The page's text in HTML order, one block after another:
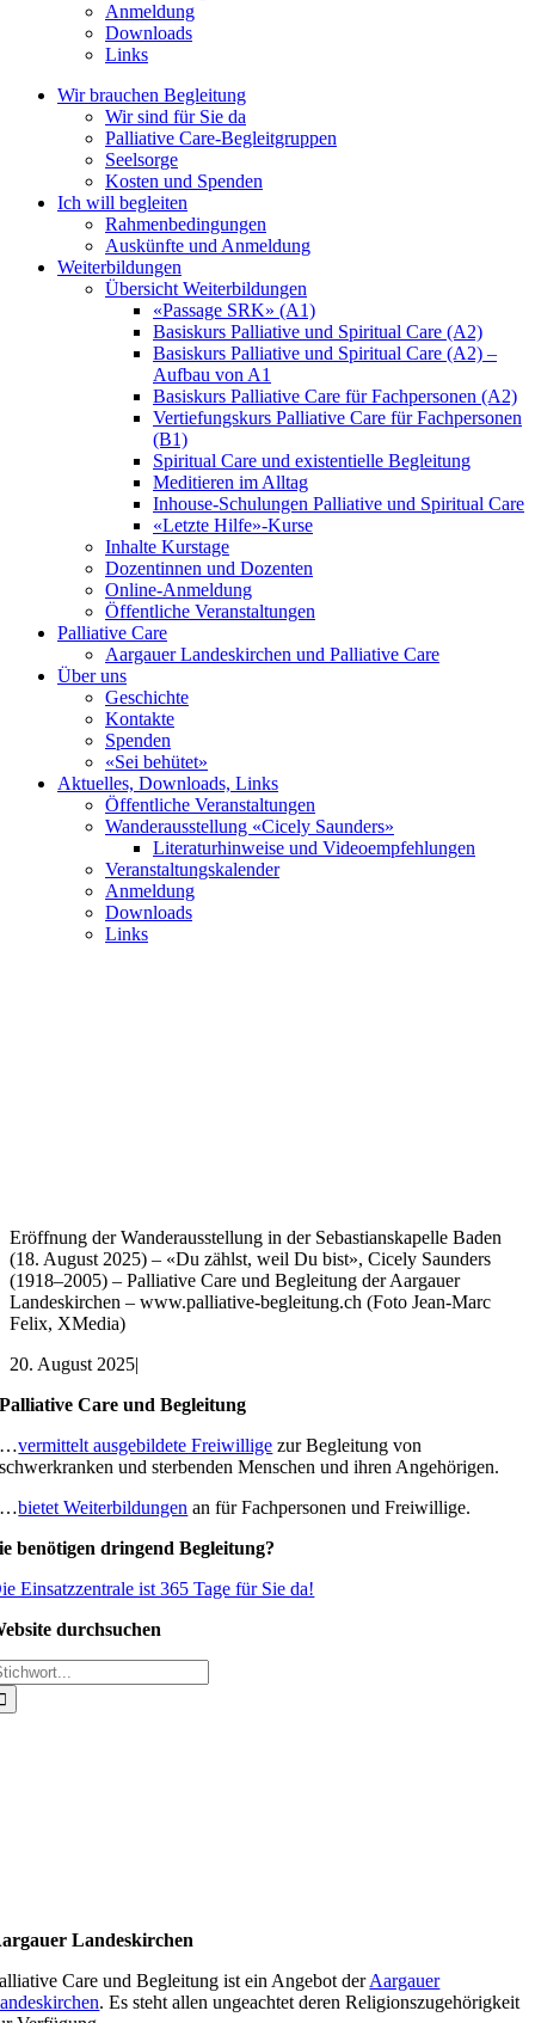
Anmeldung
Downloads
Links
Wir brauchen Begleitung
Wir sind für Sie da
Palliative Care-Begleitgruppen
Seelsorge
Kosten und Spenden
Ich will begleiten
Rahmenbedingungen
Auskünfte und Anmeldung
Weiterbildungen
Übersicht Weiterbildungen
«Passage SRK» (A1)
Basiskurs Palliative und Spiritual Care (A2)
Basiskurs Palliative und Spiritual Care (A2) –
Aufbau von A1
Basiskurs Palliative Care für Fachpersonen (A2)
Vertiefungskurs Palliative Care für Fachpersonen
(B1)
Spiritual Care und existentielle Begleitung
Meditieren im Alltag
Inhouse-Schulungen Palliative und Spiritual Care
«Letzte Hilfe»-Kurse
Inhalte Kurstage
Dozentinnen und Dozenten
Online-Anmeldung
Öffentliche Veranstaltungen
Palliative Care
Aargauer Landeskirchen und Palliative Care
Über uns
Geschichte
Kontakte
Spenden
«Sei behütet»
Aktuelles, Downloads, Links
Öffentliche Veranstaltungen
Wanderausstellung «Cicely Saunders»
Literaturhinweise und Videoempfehlungen
Veranstaltungskalender
Anmeldung
Downloads
Links
Eröffnung der Wanderausstellung in der Sebastianskapelle Baden
(18. August 2025) – «Du zählst, weil Du bist», Cicely Saunders
(1918–2005) – Palliative Care und Begleitung der Aargauer
Landeskirchen – www.palliative-begleitung.ch (Foto Jean-Marc
Felix, XMedia)
20. August 2025|
Palliative Care und Begleitung
…vermittelt ausgebildete Freiwillige zur Begleitung von
schwerkranken und sterbenden Menschen und ihren Angehörigen.
…bietet Weiterbildungen an für Fachpersonen und Freiwillige.
benötigen dringend Begleitung?
Einsatzzentrale ist 365 Tage für Sie da!
durchsuchen
Landeskirchen
Care und Begleitung ist ein Angebot derAargauer
. Es steht allen ungeachtet deren Religionszugehörigkeit